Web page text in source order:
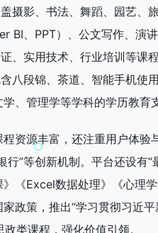
摄影、书法、舞蹈、园艺、
BI、PPT）、公文写作、演
、实用技术、行业培训等
八段锦、茶道、智能手机使
、管理学等学科的学历教育
资源丰富，还注重用户体
行”等创新机制。平台还设有
》《Excel数据处理》《心理
政策，推出“学习贯彻习近
类课程，强化价值引领。